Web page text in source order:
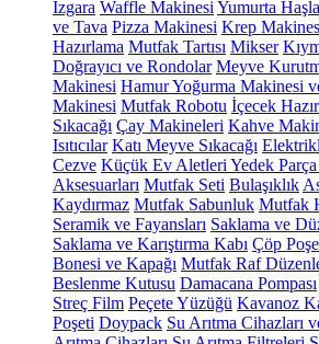
Izgara Waffle Makinesi Yumurta
ve Tava Pizza Makinesi Krep
Hazırlama Mutfak Tartısı Mikser
Doğrayıcı ve Rondolar Meyve
Makinesi Hamur Yoğurma Makinesi
Makinesi Mutfak Robotu İçecek
Sıkacağı Çay Makineleri Kahve
Isıtıcılar Katı Meyve Sıkacağı
Cezve Küçük Ev Aletleri Yedek Parça
Aksesuarları Mutfak Seti Bulaşıklık
Kaydırmaz Mutfak Sabunluk Mutfak
Seramik ve Fayansları Saklama ve
Saklama ve Karıştırma Kabı Çöp
Bonesi ve Kapağı Mutfak Raf
Beslenme Kutusu Damacana Pompası
Streç Film Peçete Yüzüğü Kavanoz
Poşeti Doypack Su Arıtma Cihazları